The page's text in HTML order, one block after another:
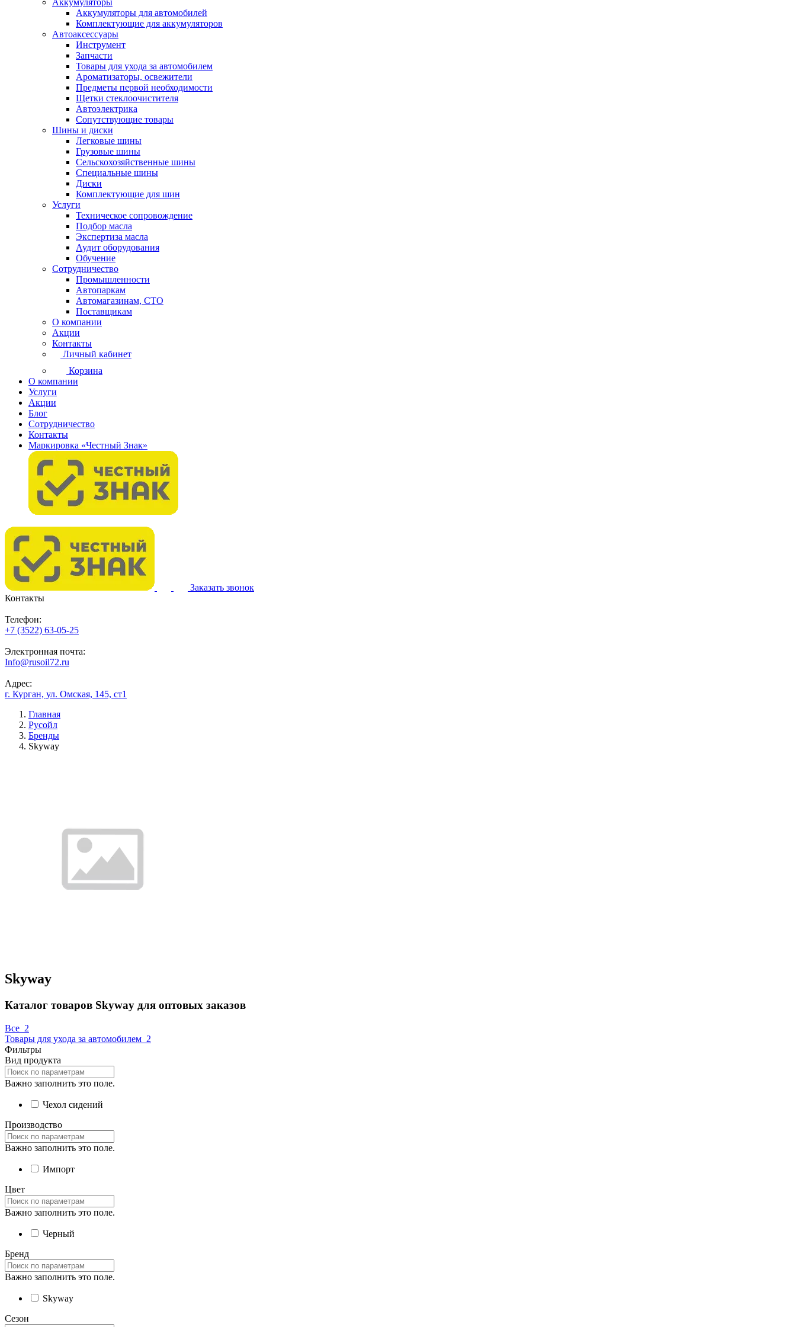
Аккумуляторы
Аккумуляторы для автомобилей
Комплектующие для аккумуляторов
Автоаксессуары
Инструмент
Запчасти
Товары для ухода за автомобилем
Ароматизаторы, освежители
Предметы первой необходимости
Щетки стеклоочистителя
Автоэлектрика
Сопутствующие товары
Шины и диски
Легковые шины
Грузовые шины
Сельскохозяйственные шины
Специальные шины
Диски
Комплектующие для шин
Услуги
Техническое сопровождение
Подбор масла
Экспертиза масла
Аудит оборудования
Обучение
Сотрудничество
Промышленности
Автопаркам
Автомагазинам, СТО
Поставщикам
О компании
Акции
Контакты
Личный кабинет
Корзина
О компании
Услуги
Акции
Блог
Сотрудничество
Контакты
Маркировка «Честный Знак»
Заказать звонок
Контакты
Телефон:
+7 (3522) 63-05-25
Электронная почта:
Info@rusoil72.ru
Адрес:
г. Курган, ул. Омская, 145, ст1
Главная
Русойл
Бренды
Skyway
Skyway
Каталог товаров Skyway для оптовых заказов
Все 2
Товары для ухода за автомобилем 2
Фильтры
Вид продукта
Важно заполнить это поле.
Чехол сидений
Производство
Важно заполнить это поле.
Импорт
Цвет
Важно заполнить это поле.
Черный
Бренд
Важно заполнить это поле.
Skyway
Сезон